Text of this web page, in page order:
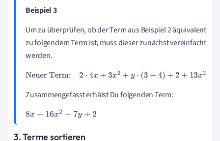
Beispiel 3
Um zu überprüfen, ob der Term aus Beispiel 2 äquivalent
zu folgendem Term ist, muss dieser zunächst vereinfacht
werden.
Neuer Term:2⋅ +3x2+y⋅(3+4)+ 2+13x 2
Zusammengefasst erhälst Du folgenden Term:
8x+ 16 x2+7y+2
3. Terme sortieren